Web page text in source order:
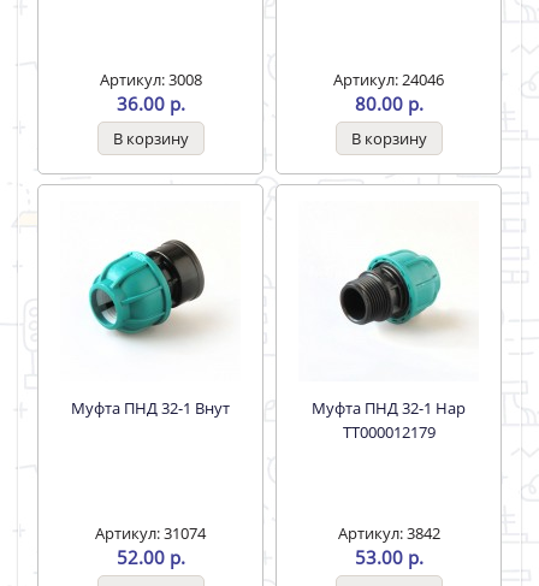
Артикул: 3008
36.00 р.
Артикул: 24046
80.00 р.
Муфта ПНД 32-1 Внут
Артикул: 31074
52.00 р.
Муфта ПНД 32-1 Нар
ТТ000012179
Артикул: 3842
53.00 р.